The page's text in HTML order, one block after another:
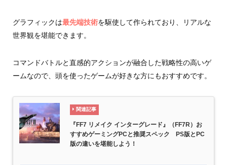
グラフィックは最先端技術を駆使して作られており、リアルな
世界観を堪能できます。
コマンドバトルと直感的アクションが融合した戦略性の高いゲ
ームなので、頭を使ったゲームが好きな方にもおすすめです。
関連記事
『FF7 リメイク インターグレード』（FF7R）お
すすめゲーミングPCと推奨スペック PS版とPC
版の違いを堪能しよう！